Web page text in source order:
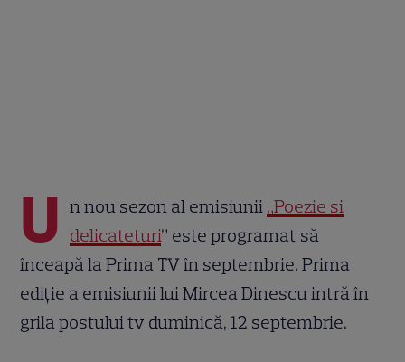
U n nou sezon al emisiunii „Poezie și
delicatețuri” este programat să
înceapă la Prima TV în septembrie. Prima
ediție a emisiunii lui Mircea Dinescu intră în
grila postului tv duminică, 12 septembrie.